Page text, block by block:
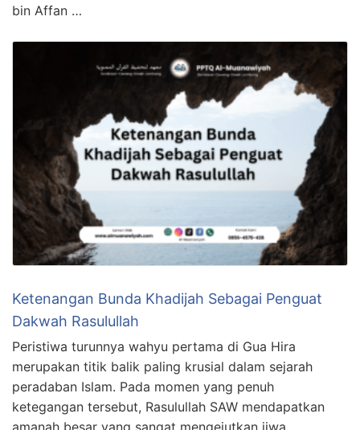
bin Affan …
Ketenangan Bunda Khadijah Sebagai Penguat
Dakwah Rasulullah
Peristiwa turunnya wahyu pertama di Gua Hira
merupakan titik balik paling krusial dalam sejarah
peradaban Islam. Pada momen yang penuh
ketegangan tersebut, Rasulullah SAW mendapatkan
amanah besar yang sangat mengejutkan jiwa